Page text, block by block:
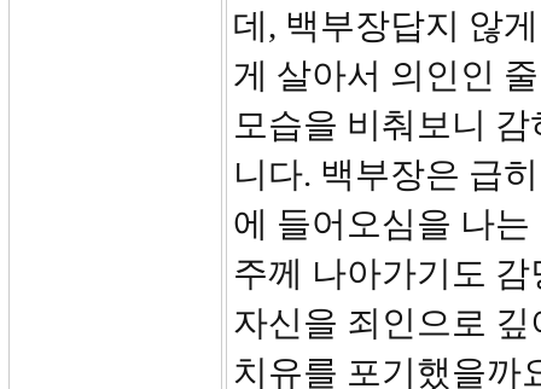
데, 백부장답지 않
게 살아서 의인인
모습을 비춰보니
니다. 백부장은 급
에 들어오심을 나
주께 나아가기도
자신을 죄인으로
치유를 포기했을까